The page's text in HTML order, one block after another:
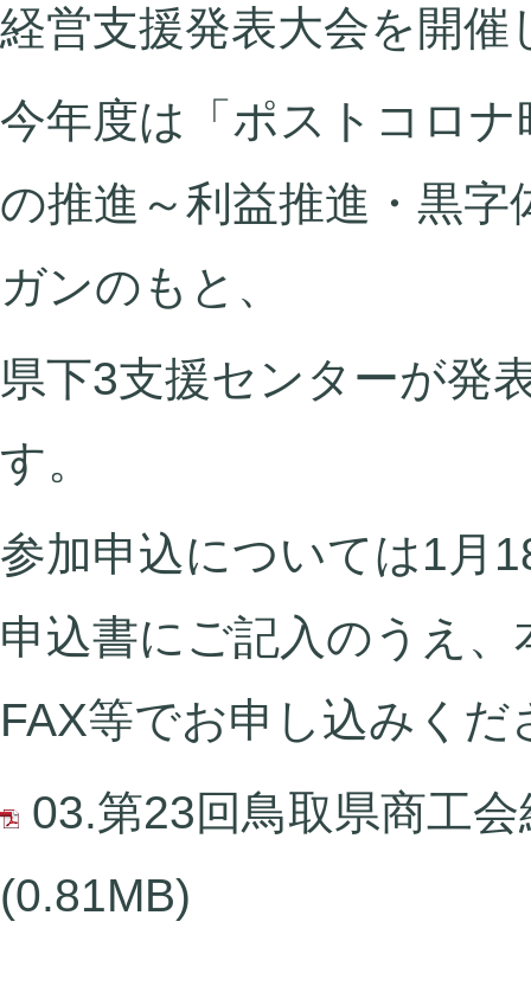
経営支援発表大会を開催
今年度は「ポストコロ
の推進～利益推進・黒
ガンのもと、
県下3支援センターが発
す。
参加申込については1月
申込書にご記入のうえ
FAX等でお申し込みくだ
03.第23回鳥取県商工
(0.81MB)